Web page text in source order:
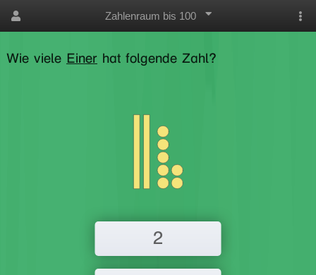
Zahlenraum bis 100
Wie viele Einer hat folgende Zahl?
2